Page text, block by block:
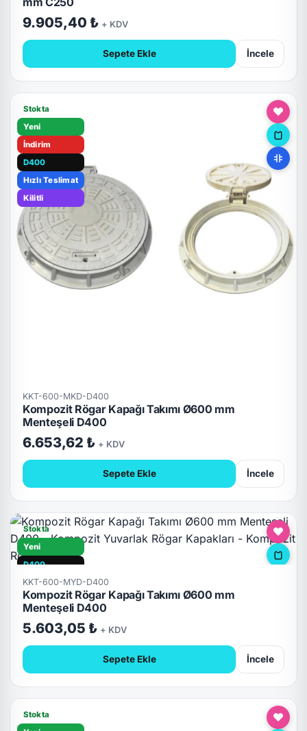
9.905,40 ₺ + KDV
Sepete Ekle İncele
Stokta
Yeni
İndirim
D400
Hızlı Teslimat
Kilitli
KKT-600-MKD-D400
Kompozit Rögar Kapağı Takımı Ø600 mm
Menteşeli D400
6.653,62 ₺ + KDV
Sepete Ekle İncele
Stokta
Yeni
D400
Hızlı Teslimat
Kilitli
KKT-600-MYD-D400
Kompozit Rögar Kapağı Takımı Ø600 mm
Menteşeli D400
5.603,05 ₺ + KDV
Sepete Ekle İncele
Stokta